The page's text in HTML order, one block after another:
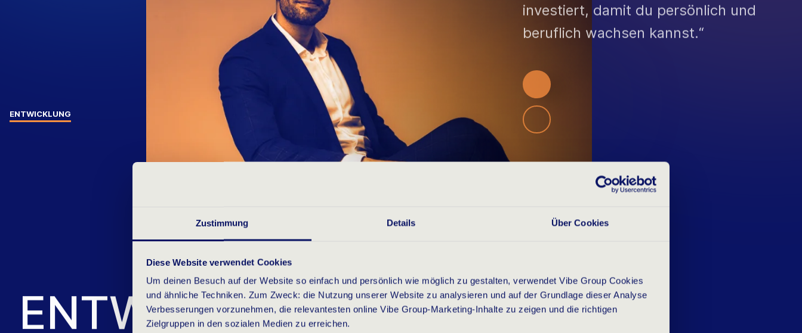
Zustimmung Details Über Cookies
Diese Website verwendet Cookies
Um deinen Besuch auf der Website so einfach und persönlich wie möglich zu gestalten, verwendet Vibe Group Cookies
und ähnliche Techniken. Zum Zweck: die Nutzung unserer Website zu analysieren und auf der Grundlage dieser Analyse
Verbesserungen vorzunehmen, die relevantesten online Vibe Group-Marketing-Inhalte zu zeigen und die richtigen
Zielgruppen in den sozialen Medien zu erreichen.
investiert, damit du persönlich und
beruflich wachsen kannst.“
ENTWICKLUNG
ENTWICKLE DEINE SKILLS